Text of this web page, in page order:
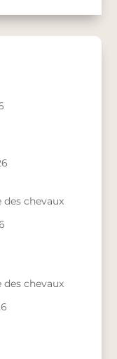
chevaux
chevaux